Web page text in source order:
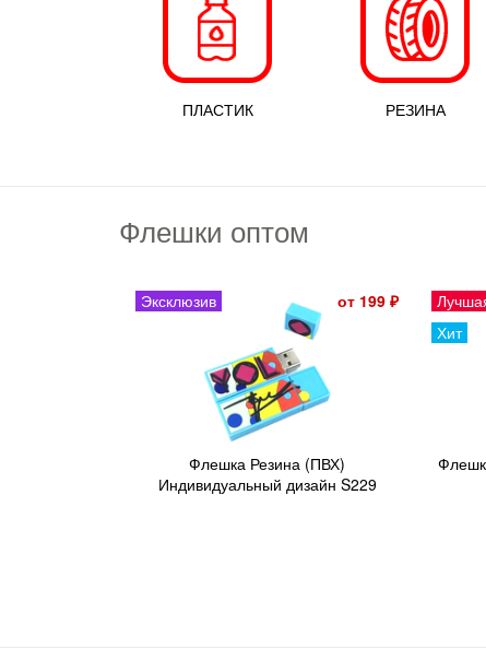
ПЛАСТИК РЕЗИНА
Флешки оптом
от 199 ₽
Эксклюзив
Флешка Резина (ПВХ)
Индивидуальный дизайн S229
Хит